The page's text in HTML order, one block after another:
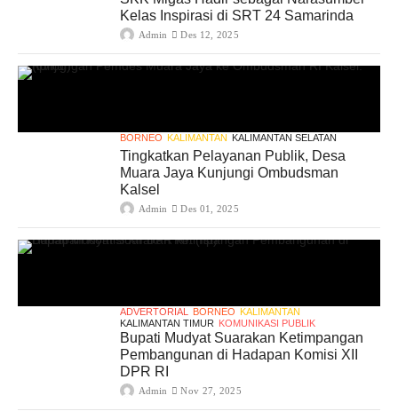
Kelas Inspirasi di SRT 24 Samarinda
Admin Des 12, 2025
BORNEO KALIMANTAN KALIMANTAN SELATAN
Tingkatkan Pelayanan Publik, Desa
Muara Jaya Kunjungi Ombudsman
Kalsel
Admin Des 01, 2025
ADVERTORIAL BORNEO KALIMANTAN
KALIMANTAN TIMUR KOMUNIKASI PUBLIK
Bupati Mudyat Suarakan Ketimpangan
Pembangunan di Hadapan Komisi XII
DPR RI
Admin Nov 27, 2025